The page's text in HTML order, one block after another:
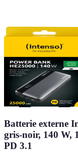
Batterie externe
gris-noir, 140 W,
PD 3.1